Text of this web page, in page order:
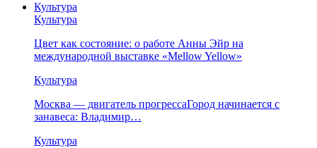
Культура
Культура
Цвет как состояние: о работе Анны Эйр на
международной выставке «Mellow Yellow»
Культура
Москва — двигатель прогрессаГород начинается с
занавеса: Владимир…
Культура